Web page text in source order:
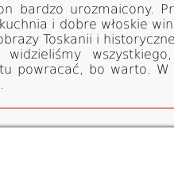
bardzo urozmaicony.
i dobre włoskie
Toskanii i
powracać, bo warto.